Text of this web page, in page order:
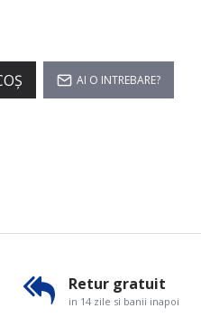
AI O INTREBARE?
Retur gratuit
in 14 zile si banii inapoi